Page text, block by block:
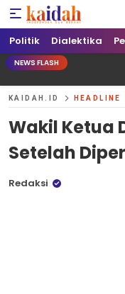
Kaidah.ID
Independen dan
Politik Dialektika
NEWS FLASH
KAIDAH.ID HEADLINE
Wakil Ketua
Setelah
Redaksi